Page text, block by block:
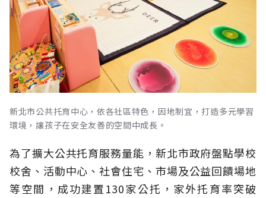
新北市公共托育中心，依各社區特色，因地制宜，打造多元學習
環境，讓孩子在安全友善的空間中成長。
為了擴大公共托育服務量能，新北市政府盤點學校
校舍、活動中心、社會住宅、市場及公益回饋場地
等空間，成功建置130家公托，家外托育率突破